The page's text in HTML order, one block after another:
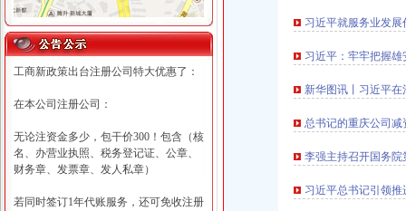
工商新政策出台注册公司特大优惠了：
在本公司注册公司：
无论注资金多少，包干价300！包含（核
名、办营业执照、税务登记证、公章、
财务章、发票章、发人私章）
若同时签订1年代账服务，还可免收注册
习近平就服务业发展
习近平：牢牢把握
新华图讯丨习近平
总书记的重庆公司减
李强主持召开国务
习近平总书记引领